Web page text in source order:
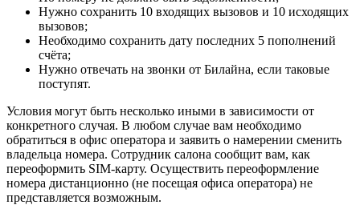
Нужно сохранить 10 входящих вызовов и 10 исходящих
вызовов;
Необходимо сохранить дату последних 5 пополнений
счёта;
Нужно отвечать на звонки от Билайна, если таковые
поступят.
Условия могут быть несколько иными в зависимости от
конкретного случая. В любом случае вам необходимо
обратиться в офис оператора и заявить о намерении сменить
владельца номера. Сотрудник салона сообщит вам, как
переоформить SIM-карту. Осуществить переоформление
номера дистанционно (не посещая офиса оператора) не
представляется возможным.